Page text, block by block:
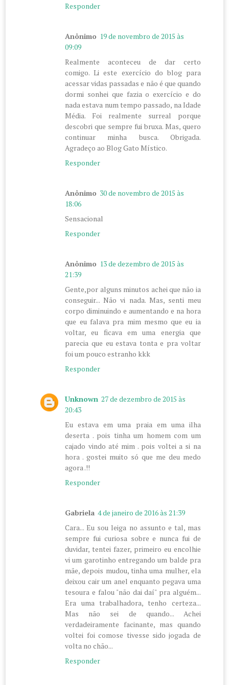
Responder
Anônimo 19 de novembro de 2015 às
09:09
Realmente aconteceu de dar certo
comigo. Li este exercício do blog para
acessar vidas passadas e não é que quando
dormi sonhei que fazia o exercício e do
nada estava num tempo passado, na Idade
Média. Foi realmente surreal porque
descobri que sempre fui bruxa. Mas, quero
continuar minha busca. Obrigada.
Agradeço ao Blog Gato Místico.
Responder
Anônimo 30 de novembro de 2015 às
18:06
Sensacional
Responder
Anônimo 13 de dezembro de 2015 às
21:39
Gente,por alguns minutos achei que não ia
conseguir... Não vi nada. Mas, senti meu
corpo diminuindo e aumentando e na hora
que eu falava pra mim mesmo que eu ia
voltar, eu ficava em uma energia que
parecia que eu estava tonta e pra voltar
foi um pouco estranho kkk
Responder
Unknown 27 de dezembro de 2015 às
20:43
Eu estava em uma praia em uma ilha
deserta . pois tinha um homem com um
cajado vindo até mim . pois voltei a si na
hora . gostei muito só que me deu medo
agora .!!
Responder
Gabriela 4 de janeiro de 2016 às 21:39
Cara... Eu sou leiga no assunto e tal, mas
sempre fui curiosa sobre e nunca fui de
duvidar, tentei fazer, primeiro eu encolhie
vi um garotinho entregando um balde pra
mãe, depois mudou, tinha uma mulher, ela
deixou cair um anel enquanto pegava uma
tesoura e falou "não dai daí" pra alguém...
Era uma trabalhadora, tenho certeza...
Mas não sei de quando... Achei
verdadeiramente facinante, mas quando
voltei foi comose tivesse sido jogada de
volta no chão...
Responder